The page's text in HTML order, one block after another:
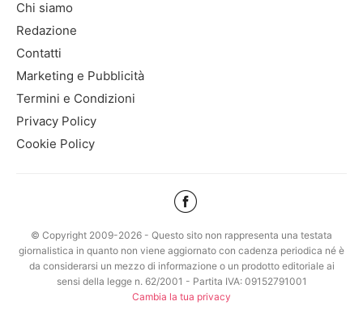
Chi siamo
Redazione
Contatti
Marketing e Pubblicità
Termini e Condizioni
Privacy Policy
Cookie Policy
© Copyright 2009-2026 - Questo sito non rappresenta una testata
giornalistica in quanto non viene aggiornato con cadenza periodica né è
da considerarsi un mezzo di informazione o un prodotto editoriale ai
sensi della legge n. 62/2001 - Partita IVA: 09152791001
Cambia la tua privacy